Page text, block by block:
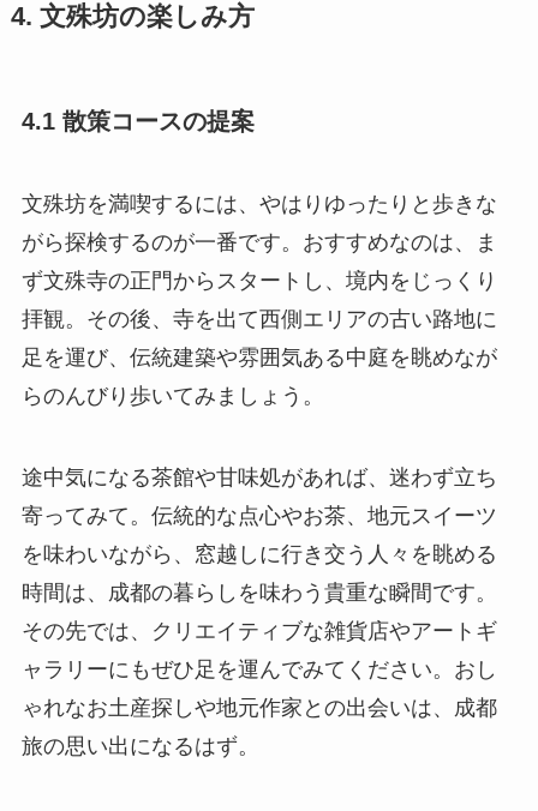
4. 文殊坊の楽しみ方
4.1 散策コースの提案
文殊坊を満喫するには、やはりゆったりと歩きな
がら探検するのが一番です。おすすめなのは、ま
ず文殊寺の正門からスタートし、境内をじっくり
拝観。その後、寺を出て西側エリアの古い路地に
足を運び、伝統建築や雰囲気ある中庭を眺めなが
らのんびり歩いてみましょう。
途中気になる茶館や甘味処があれば、迷わず立ち
寄ってみて。伝統的な点心やお茶、地元スイーツ
を味わいながら、窓越しに行き交う人々を眺める
時間は、成都の暮らしを味わう貴重な瞬間です。
その先では、クリエイティブな雑貨店やアートギ
ャラリーにもぜひ足を運んでみてください。おし
ゃれなお土産探しや地元作家との出会いは、成都
旅の思い出になるはず。